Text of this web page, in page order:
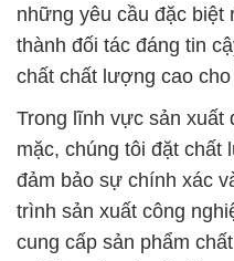
những yêu cầu đặc biệt
thành đối tác đáng tin
chất chất lượng cao
Trong lĩnh vực sản xuất
mặc, chúng tôi đặt chất
đảm bảo sự chính xác
trình sản xuất công
cung cấp sản phẩm